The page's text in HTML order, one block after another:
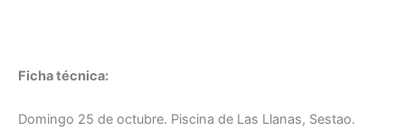
Ficha técnica:
Domingo 25 de octubre. Piscina de Las Llanas, Sestao.